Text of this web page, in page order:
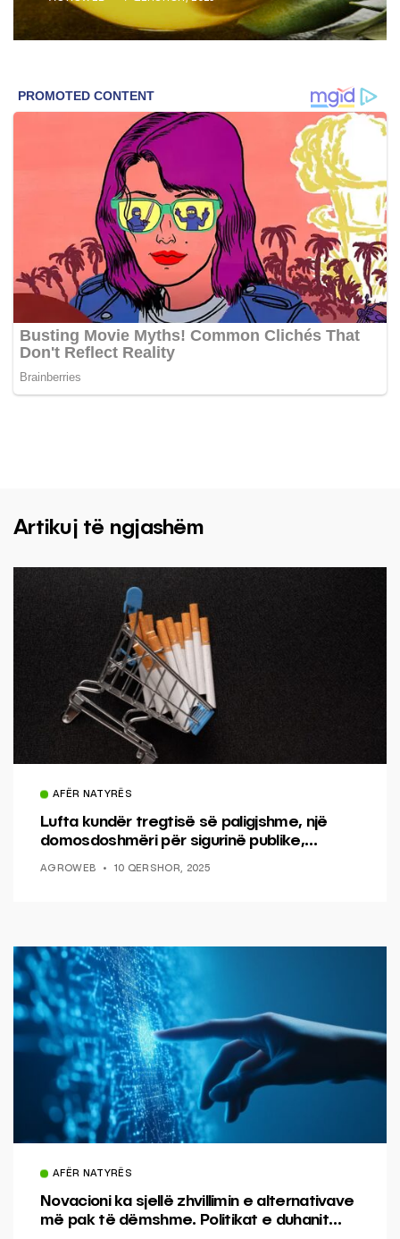
Artikuj të ngjashëm
AFËR NATYRËS
Lufta kundër tregtisë së paligjshme, një
domosdoshmëri për sigurinë publike,
AGROWEB 10 QERSHOR, 2025
AFËR NATYRËS
Novacioni ka sjellë zhvillimin e alternativave
më pak të dëmshme. Politikat e duhanit